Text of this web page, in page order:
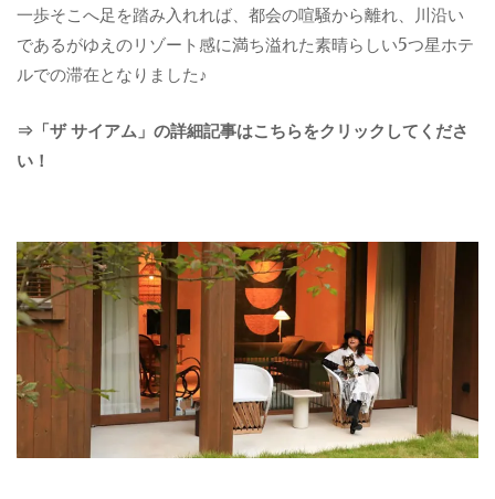
一歩そこへ足を踏み入れれば、都会の喧騒から離れ、川沿い
であるがゆえのリゾート感に満ち溢れた素晴らしい5つ星ホテ
ルでの滞在となりました♪
⇒「ザ サイアム」の詳細記事はこちらをクリックしてくださ
い！